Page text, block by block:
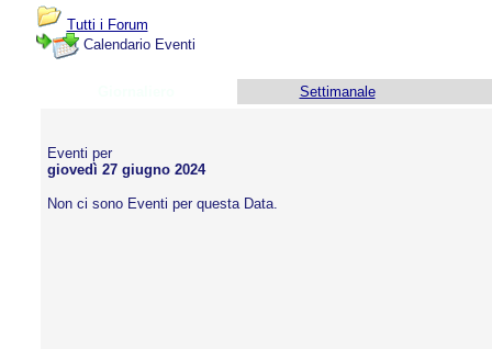
Tutti i Forum
Calendario Eventi
Settimanale
Eventi per
giovedì 27 giugno 2024
Non ci sono Eventi per questa Data.